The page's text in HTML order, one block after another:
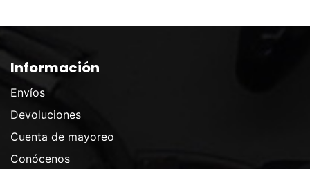
Información
Envíos
Devoluciones
Cuenta de mayoreo
Conócenos